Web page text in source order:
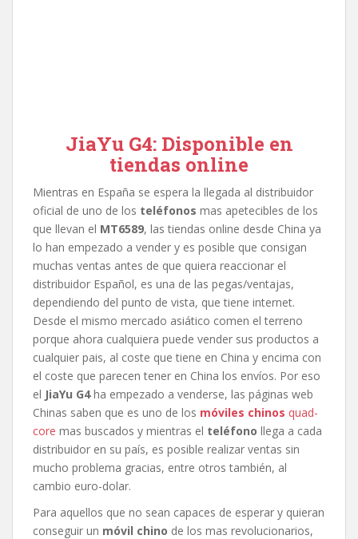
JiaYu G4: Disponible en
tiendas online
Mientras en España se espera la llegada al distribuidor
oficial de uno de los teléfonos mas apetecibles de los
que llevan el MT6589, las tiendas online desde China ya
lo han empezado a vender y es posible que consigan
muchas ventas antes de que quiera reaccionar el
distribuidor Español, es una de las pegas/ventajas,
dependiendo del punto de vista, que tiene internet.
Desde el mismo mercado asiático comen el terreno
porque ahora cualquiera puede vender sus productos a
cualquier pais, al coste que tiene en China y encima con
el coste que parecen tener en China los envíos. Por eso
el JiaYu G4ha empezado a venderse, las páginas web
Chinas saben que es uno de los móviles chinos quad-
core mas buscados y mientras el teléfono llega a cada
distribuidor en su país, es posible realizar ventas sin
mucho problema gracias, entre otros también, al
cambio euro-dolar.
Para aquellos que no sean capaces de esperar y quieran
conseguir un móvil chino de los mas revolucionarios,